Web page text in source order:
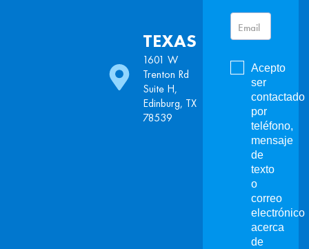
TEXAS
1601 W
Trenton Rd
Suite H,
Edinburg, TX
78539
Acepto
ser
contactado
por
teléfono,
mensaje
de
texto
o
correo
electrónico
acerca
de